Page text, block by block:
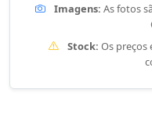
Imagens: As fotos
Stock: Os preços